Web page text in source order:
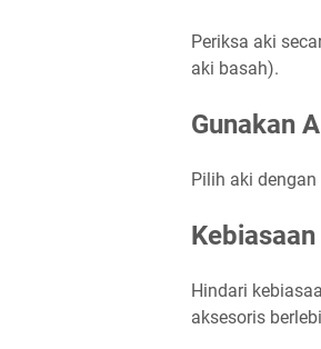
Periksa aki
aki basah).
Gunakan
Pilih aki
Hindari
aksesoris